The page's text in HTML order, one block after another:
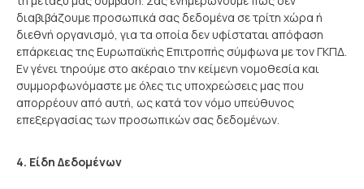
διαβιβάζουμε προσωπικά σας δεδομένα σε τρίτη χώρα ή
διεθνή οργανισμό, για τα οποία δεν υφίσταται απόφαση
επάρκειας της Ευρωπαϊκής Επιτροπής σύμφωνα με τον ΓΚΠΔ.
Εν γένει τηρούμε στο ακέραιο την κείμενη νομοθεσία και
συμμορφωνόμαστε με όλες τις υποχρεώσεις μας που
απορρέουν από αυτή, ως κατά τον νόμο υπεύθυνος
επεξεργασίας των προσωπικών σας δεδομένων.
4. Είδη Δεδομένων